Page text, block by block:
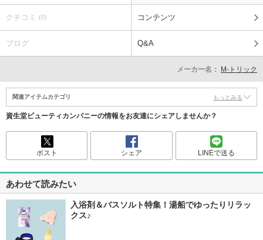
クチコミ (0) コンテンツ
ブログ Q&A
メーカー名： M-トリック
関連アイテムカテゴリ もっとみる
資生堂ビューティカンパニーの情報をお友達にシェアしませんか？
ポスト シェア LINEで送る
あわせて読みたい
入浴剤＆バスソルト特集！湯船でゆったりリラッ
クス♪